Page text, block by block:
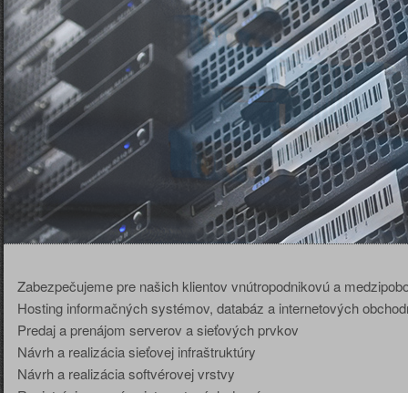
Zabezpečujeme pre našich klientov vnútropodnikovú a
Hosting informačných systémov, databáz a internetových
Predaj a prenájom serverov a sieťových prvkov
Návrh a realizácia sieťovej infraštruktúry
Návrh a realizácia softvérovej vrstvy